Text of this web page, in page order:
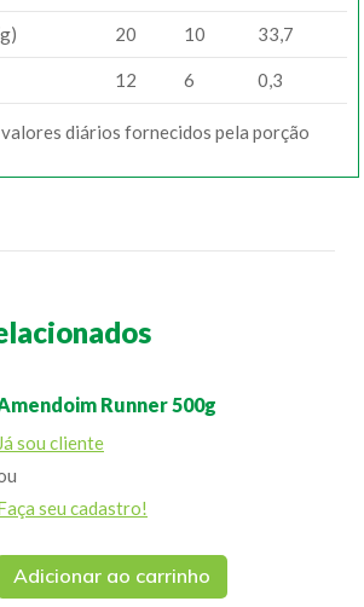
20 10 33,7
12 6 0,3
diários fornecidos pela porção
Runner 500g
Já sou cliente
seu cadastro!
Adicionar ao carrinho